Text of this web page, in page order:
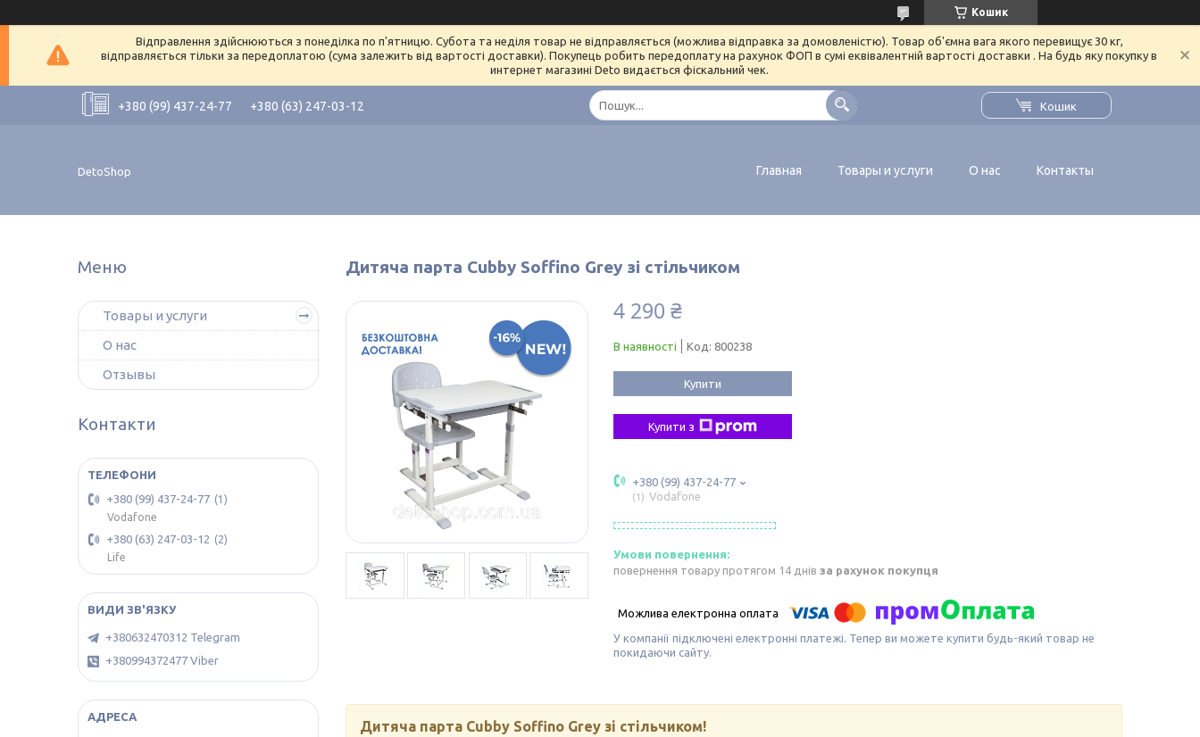
Кошик
Відправлення здійснюються з понеділка по п'ятницю. Субота та неділя товар не відправляється (можлива відправка за домовленістю). Товар об'ємна вага якого перевищує 30 кг,
відправляється тільки за передоплатою (сума залежить від вартості доставки). Покупець робить передоплату на рахунок ФОП в сумі еквівалентній вартості доставки . На будь яку покупку в
интернет магазині Deto видається фіскальний чек.
+380 (99) 437-24-77 +380 (63) 247-03-12 Кошик
DetoShop Главная Товары и услуги О нас Контакты
Дитяча парта Cubby Soffino Grey зі стільчиком
4 290 ₴
В наявності Код: 800238
Купити
Купити з
+380 (99) 437-24-77
1 Vodafone
повернення товару протягом 14 днів за рахунок покупця
У компанії підключені електронні платежі. Тепер ви можете купити будь-який товар не
покидаючи сайту.
Дитяча парта Cubby Soffino Grey зі стільчиком!
Товары и услуги
О нас
Отзывы
Контакти
+380 (99) 437-24-77
1
Vodafone
+380 (63) 247-03-12
2
Life
+380632470312 Telegram
+380994372477 Viber